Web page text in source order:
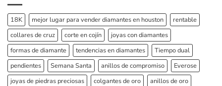
18K mejor lugar para vender diamantes en houston
rentable
collares de cruz
corte en cojín
joyas con diamantes
formas de diamante
tendencias en diamantes
Tiempo dual
pendientes
Semana Santa anillos de compromiso
Everose
joyas de piedras preciosas
colgantes de oro
anillos de oro